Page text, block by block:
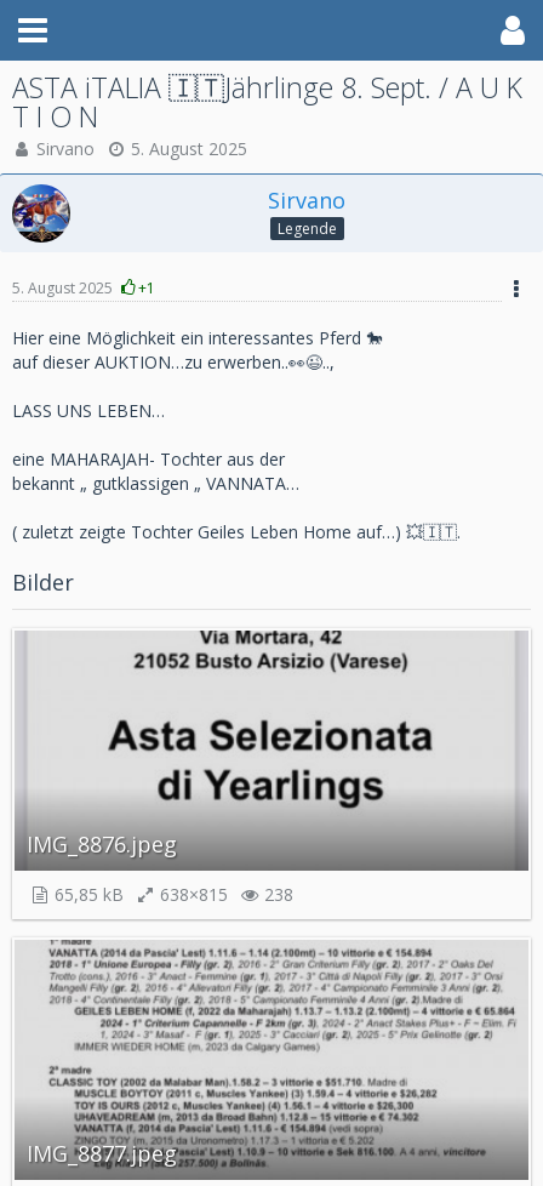
ASTA iTALIA 🇮🇹Jährlinge 8. Sept. / A U K
T I O N
Sirvano 5. August 2025
Sirvano
Legende
5. August 2025 +1
Hier eine Möglichkeit ein interessantes Pferd 🐎
auf dieser AUKTION…zu erwerben..👀😉..,
LASS UNS LEBEN…
eine MAHARAJAH- Tochter aus der
bekannt „ gutklassigen „ VANNATA…
( zuletzt zeigte Tochter Geiles Leben Home auf…) 💥🇮🇹.
Bilder
IMG_8876.jpeg
65,85 kB 638×815 238
IMG_8877.jpeg